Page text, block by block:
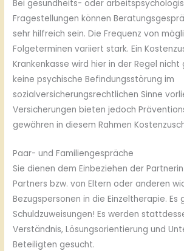
Bei gesundheits- oder
Fragestellungen können
sehr hilfreich sein. Die Frequenz von
Folgeterminen variiert stark. Ein
Krankenkasse wird hier in der Regel
keine psychische Befindungsstörung im
sozialversicherungsrechtlichen Sinne
Versicherungen bieten jedoch
gewähren in diesem Rahmen
Paar- und Familiengespräche
Sie dienen dem Einbeziehen der
Partners bzw. von Eltern oder anderen
Bezugspersonen in die Einzeltherapie.
Schuldzuweisungen! Es werden
Verständnis, Lösungsorientierung und
Beteiligten gesucht.